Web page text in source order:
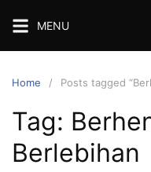
content
MENU
Home Posts tagged
Tag:
Berlebihan